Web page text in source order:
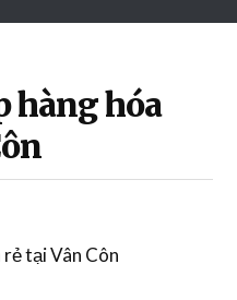
hàng hóa
rẻ tại Vân Côn